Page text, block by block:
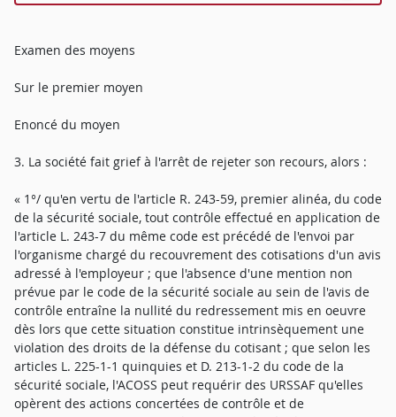
Examen des moyens
Sur le premier moyen
Enoncé du moyen
3. La société fait grief à l'arrêt de rejeter son recours, alors :
« 1°/ qu'en vertu de l'article R. 243-59, premier alinéa, du code
de la sécurité sociale, tout contrôle effectué en application de
l'article L. 243-7 du même code est précédé de l'envoi par
l'organisme chargé du recouvrement des cotisations d'un avis
adressé à l'employeur ; que l'absence d'une mention non
prévue par le code de la sécurité sociale au sein de l'avis de
contrôle entraîne la nullité du redressement mis en oeuvre
dès lors que cette situation constitue intrinsèquement une
violation des droits de la défense du cotisant ; que selon les
articles L. 225-1-1 quinquies et D. 213-1-2 du code de la
sécurité sociale, l'ACOSS peut requérir des URSSAF qu'elles
opèrent des actions concertées de contrôle et de